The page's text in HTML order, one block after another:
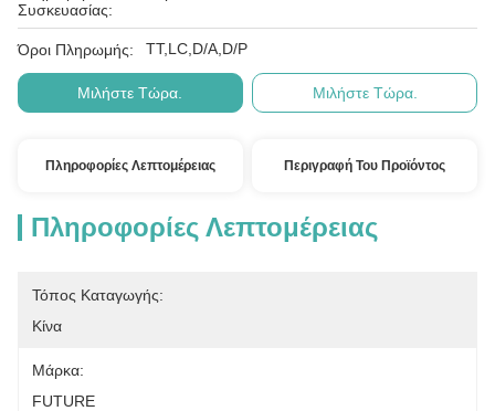
Συσκευασίας:
Όροι Πληρωμής: ΤΤ,LC,D/A,D/P
Μιλήστε Τώρα. Μιλήστε Τώρα.
Πληροφορίες Λεπτομέρειας Περιγραφή Του Προϊόντος
Πληροφορίες Λεπτομέρειας
Τόπος Καταγωγής:
Κίνα
Μάρκα:
FUTURE